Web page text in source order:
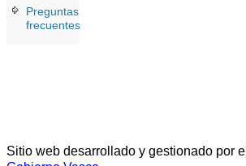
Preguntas
frecuentes
Sitio web desarrollado y gestionado por el